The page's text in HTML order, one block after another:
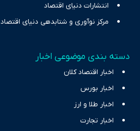
انتشارات دنیای اقتصاد
مرکز نوآوری و شتابدهی دنیای اقتصاد
دسته بندی موضوعی اخبار
اخبار اقتصاد کلان
اخبار بورس
اخبار طلا و ارز
اخبار تجارت